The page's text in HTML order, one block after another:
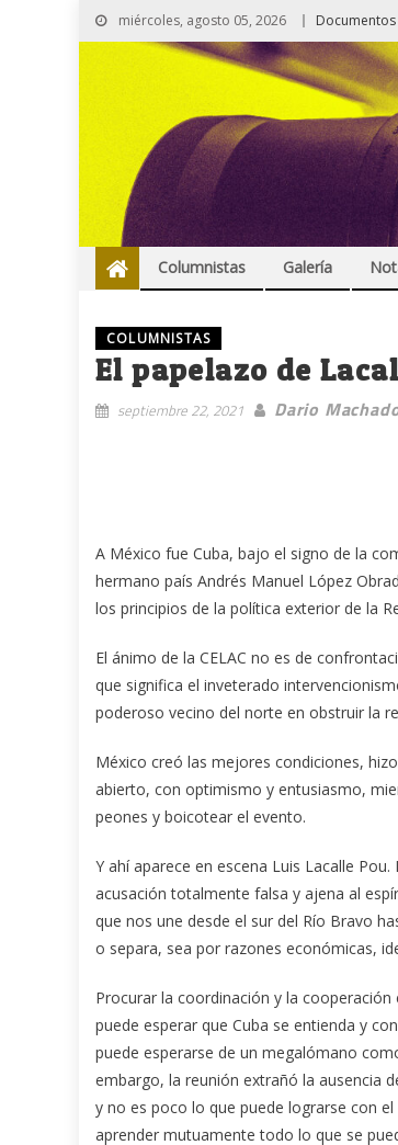
miércoles, agosto 05, 2026 Documentos
Columnistas Galería
COLUMNISTAS
El papelazo de
septiembre 22, 2021 Dario
A México fue Cuba, bajo el signo de la
hermano país Andrés Manuel López
los principios de la política exterior de la
El ánimo de la CELAC no es de
que significa el inveterado
poderoso vecino del norte en obstruir la
México creó las mejores condiciones,
abierto, con optimismo y entusiasmo,
peones y boicotear el evento.
Y ahí aparece en escena Luis Lacalle
acusación totalmente falsa y ajena al
que nos une desde el sur del Río Bravo
o separa, sea por razones económicas,
Procurar la coordinación y la
puede esperar que Cuba se entienda y
puede esperarse de un megalómano
embargo, la reunión extrañó la ausencia
y no es poco lo que puede lograrse con
aprender mutuamente todo lo que se